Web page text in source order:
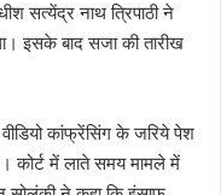
सत्येंद्र नाथ त्रिपाठी ने
इसके बाद सजा की तारीख
कांफ्रेंसिंग के जरिये पेश
कोर्ट में लाते समय मामले में